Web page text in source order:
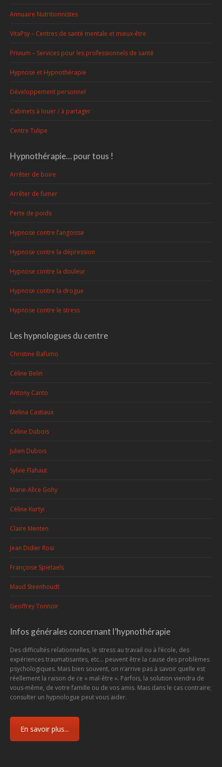
Annuaire Nutritionnistes
VitaPsy – Centres de santé mentale et mieux-être
Privium – Services pour les professionnels de santé
Hypnose et Hypnothérapie
Développement personnel
Cabinets à louer / à partager
Centre Tulipe
Hypnothérapie… pour tous !
Arrêter de boire
Arrêter de fumer
Perte de poids
Hypnose contre l’angoisse
Hypnose contre la dépression
Hypnose contre la douleur
Hypnose contre la drogue
Hypnose contre le stress
Les hypnologues du centre
Christine Bafumo
Céline Belin
Antony Canto
Melina Castiaux
Céline Dubois
Julien Dubois
Sylvie Flahaut
Marie-Alice Gohy
Céline Kurtyi
Claire Menten
Jean Didier Rosi
Françoise Spietaels
Maud Steenhoudt
Geoffrey Tonnoir
Infos générales concernant l’hypnothérapie
Des difficultés relationnelles, le stress au travail ou à l’école, des
expériences traumatisantes, etc... peuvent être la cause des problèmes
psychologiques. Mais bien souvent, on n’arrive pas à savoir quelle est
réellement la raison de ce « mal-être ». Parfois, la solution viendra de
vous-même, de votre famille ou de vos amis. Mais dans le cas contraire;
consulter un hypnologue peut vous aider.
En savoir plus...